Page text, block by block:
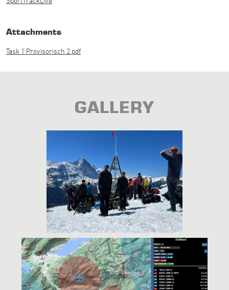
Attachments
Task 1 Provisorisch 2.pdf
GALLERY